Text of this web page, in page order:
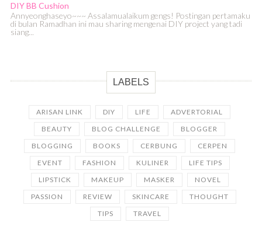
DIY BB Cushion
Annyeonghaseyo~~~ Assalamualaikum gengs! Postingan pertamaku
di bulan Ramadhan ini mau sharing mengenai DIY project yang tadi
siang...
LABELS
ARISAN LINK DIY LIFE
ADVERTORIAL
BEAUTY
BLOG CHALLENGE
BLOGGER
BLOGGING
BOOKS CERBUNG
CERPEN
EVENT
FASHION KULINER
LIFE TIPS
LIPSTICK
MAKEUP MASKER
NOVEL
PASSION
REVIEW SKINCARE
THOUGHT
TIPS
TRAVEL